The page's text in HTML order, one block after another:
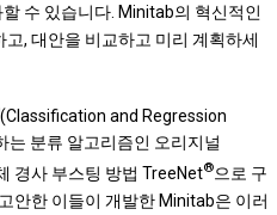
수 있습니다. Minitab의 혁신적인
, 대안을 비교하고 미리 계획하세
(Classification and Regression
는 분류 알고리즘인 오리지널
경사 부스팅 방법 TreeNet®으로 구
안한 이들이 개발한 Minitab은 이러